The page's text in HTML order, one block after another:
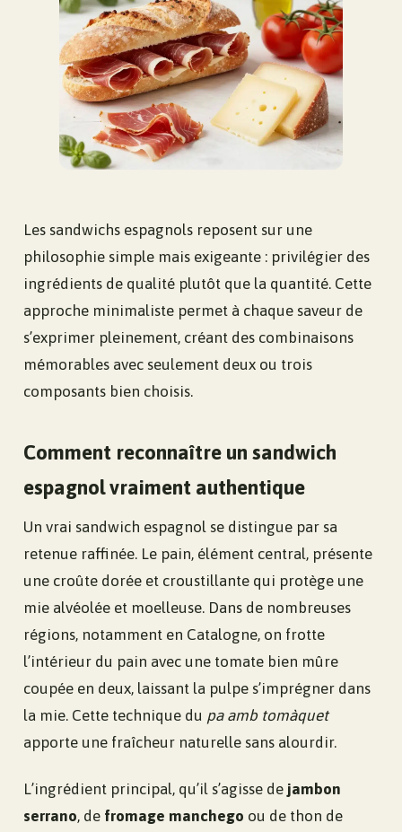
Les sandwichs espagnols reposent sur une
philosophie simple mais exigeante : privilégier des
ingrédients de qualité plutôt que la quantité. Cette
approche minimaliste permet à chaque saveur de
s’exprimer pleinement, créant des combinaisons
mémorables avec seulement deux ou trois
composants bien choisis.
Comment reconnaître un sandwich
espagnol vraiment authentique
Un vrai sandwich espagnol se distingue par sa
retenue raffinée. Le pain, élément central, présente
une croûte dorée et croustillante qui protège une
mie alvéolée et moelleuse. Dans de nombreuses
régions, notamment en Catalogne, on frotte
l’intérieur du pain avec une tomate bien mûre
coupée en deux, laissant la pulpe s’imprégner dans
la mie. Cette technique du pa amb tomàquet
apporte une fraîcheur naturelle sans alourdir.
L’ingrédient principal, qu’il s’agisse de jambon
serrano, de fromage manchego ou de thon de